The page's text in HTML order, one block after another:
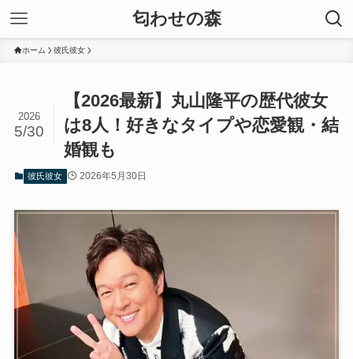
匂わせの森
ホーム 彼氏彼女
【2026最新】丸山隆平の歴代彼女
は8人！好きなタイプや恋愛観・結
婚観も
2026
5/30
彼氏彼女 2026年5月30日